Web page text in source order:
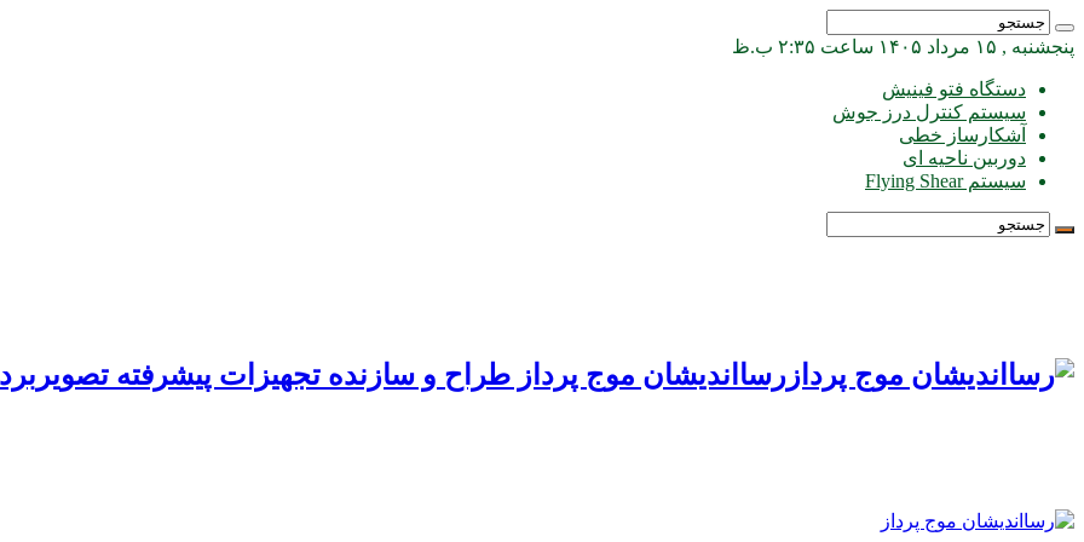
پنجشنبه , ۱۵ مرداد ۱۴۰۵ ساعت ۲:۳۵ ب.ظ
دستگاه فتو فینیش
سیستم کنترل درز جوش
آشکارساز خطی
دوربین ناحیه ای
سیستم Flying Shear
رسااندیشان موج پرداز طراح و سازنده تجهیزات پیشرفته